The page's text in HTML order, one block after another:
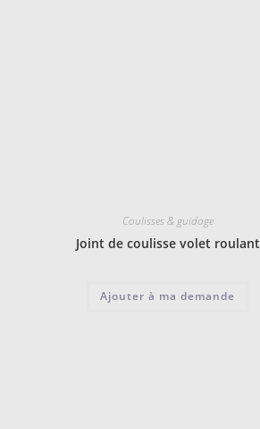
Coulisses & guidage
Joint de coulisse volet roulant
Ajouter à ma demande